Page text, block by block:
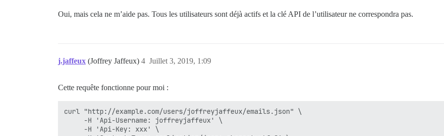
Oui, mais cela ne m’aide pas. Tous les utilisateurs sont déjà actifs et la clé API de l’utilisateur ne correspondra pas.
j.jaffeux (Joffrey Jaffeux) Juillet 3, 2019, 1:09
4
Cette requête fonctionne pour moi :
curl "http://example.com/users/joffreyjaffeux/emails.json" \
     -H 'Api-Username: joffreyjaffeux' \
     -H 'Api-Key: xxx' \